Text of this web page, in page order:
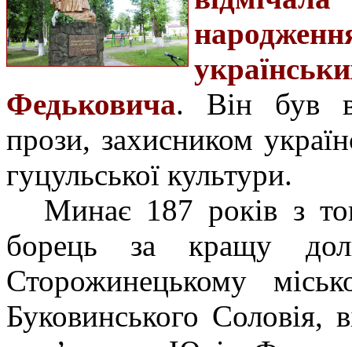
Федьковича. Він був
прози, захисником
гуцульської культури.
Минає 187 років з
борець за кращу
Сторожинецькому
Буковинського Соловія,